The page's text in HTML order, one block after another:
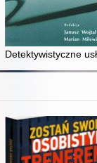
w
Detektywistyczne